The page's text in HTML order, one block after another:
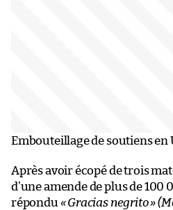
Embouteillage de soutiens en
Après avoir écopé de trois
d’une amende de plus de
répondu « Gracias negrito »